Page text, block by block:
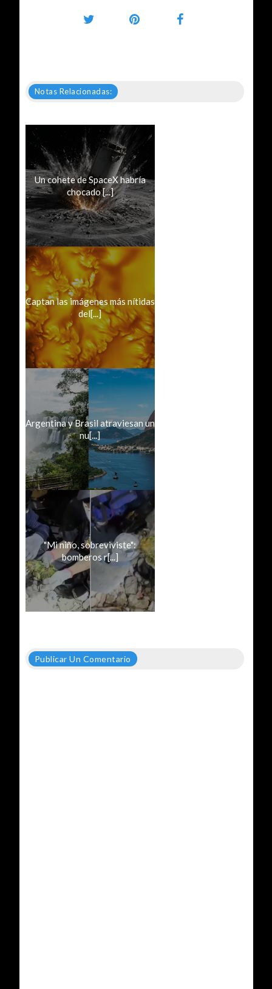
Notas Relacionadas:
Un cohete de SpaceX habría
chocado [...]
Captan las imágenes más nítidas
del[...]
Argentina y Brasil atraviesan un
nu[...]
"Mi niño, sobreviviste":
bomberos r[...]
Publicar Un Comentario